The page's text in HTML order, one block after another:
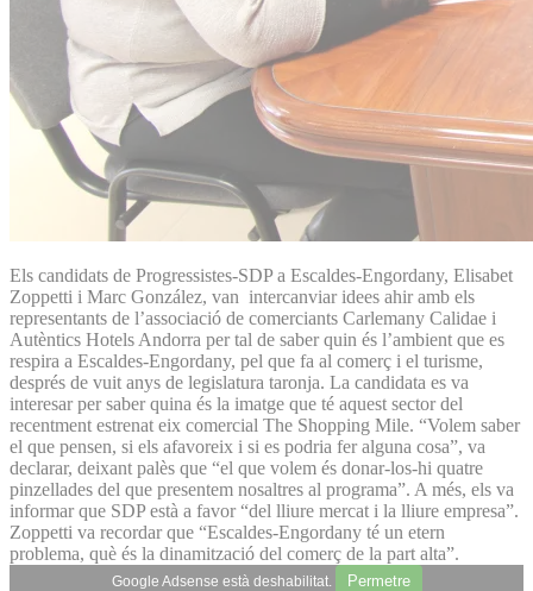
Els candidats de Progressistes-SDP a Escaldes-Engordany, Elisabet
Zoppetti i Marc González, van intercanviar idees ahir amb els
representants de l’associació de comerciants Carlemany Calidae i
Autèntics Hotels Andorra per tal de saber quin és l’ambient que es
respira a Escaldes-Engordany, pel que fa al comerç i el turisme,
després de vuit anys de legislatura taronja. La candidata es va
interesar per saber quina és la imatge que té aquest sector del
recentment estrenat eix comercial The Shopping Mile. “Volem saber
el que pensen, si els afavoreix i si es podria fer alguna cosa”, va
declarar, deixant palès que “el que volem és donar-los-hi quatre
pinzellades del que presentem nosaltres al programa”. A més, els va
informar que SDP està a favor “del lliure mercat i la lliure empresa”.
Zoppetti va recordar que “Escaldes-Engordany té un etern
problema, què és la dinamització del comerç de la part alta”.
Google Adsense està deshabilitat. Permetre